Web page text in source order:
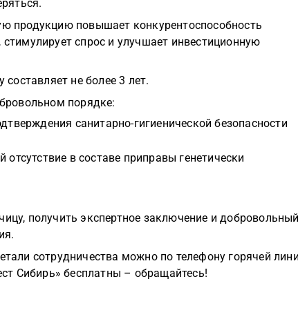
продукцию повышает конкурентоспособность
спрос и улучшает инвестиционную
не более 3 лет.
порядке:
санитарно-гигиенической безопасности
в составе приправы генетически
получить экспертное заключение и добровольный
сотрудничества можно по телефону горячей
Сибирь» бесплатны – обращайтесь!